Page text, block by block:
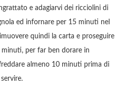
e adagiarvi dei ricciolini di
ed infornare per 15 minuti nel
quindi la carta e proseguire
per far ben dorare in
almeno 10 minuti prima di
servire.